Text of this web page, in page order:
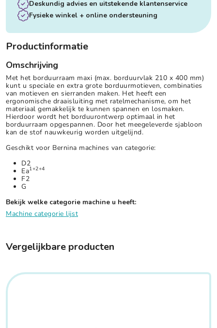
Deskundig advies en uitstekende klantenservice
Fysieke winkel + online ondersteuning
Productinformatie
Omschrijving
Met het borduurraam maxi (max. borduurvlak 210 x 400 mm)
kunt u speciale en extra grote borduurmotieven, combinaties
van motieven en sierranden maken. Het heeft een
ergonomische draaisluiting met ratelmechanisme, om het
materiaal gemakkelijk te kunnen spannen en losmaken.
Hierdoor wordt het borduurontwerp optimaal in het
borduurraam opgespannen. Door het meegeleverde sjabloon
kan de stof nauwkeurig worden uitgelijnd.
Geschikt voor Bernina machines van categorie:
D2
Ea1+2+4
F2
G
Bekijk welke categorie machine u heeft:
Machine categorie lijst
Vergelijkbare producten